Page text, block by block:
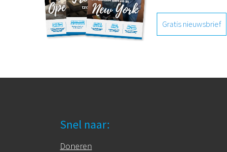
Gratis nieuwsbrief
Snel naar:
Doneren